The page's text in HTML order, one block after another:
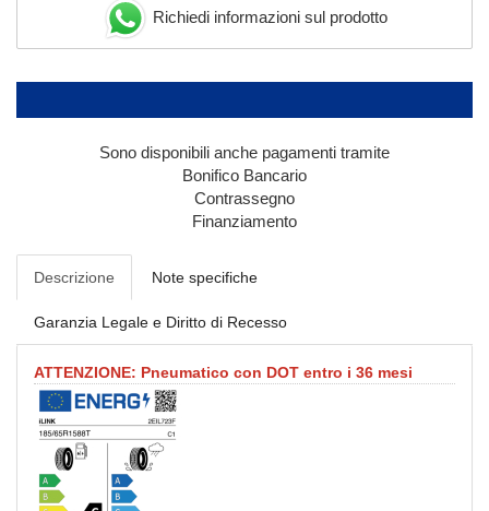
Richiedi informazioni sul prodotto
Sono disponibili anche pagamenti tramite
Bonifico Bancario
Contrassegno
Finanziamento
Descrizione Note specifiche
Garanzia Legale e Diritto di Recesso
ATTENZIONE: Pneumatico con DOT entro i 36 mesi